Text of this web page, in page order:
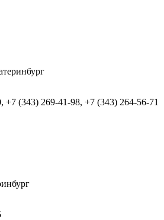
+7 (343) 269-41-98, +7 (343) 264-56-71